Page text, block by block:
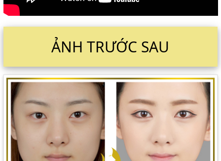
ẢNH TRƯỚC SAU